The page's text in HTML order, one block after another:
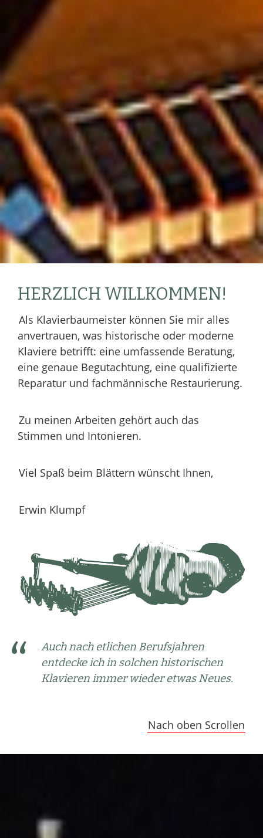
HERZLICH WILLKOMMEN!
Als Klavierbaumeister können Sie mir alles
anvertrauen, was historische oder moderne
Klaviere betrifft: eine umfassende Beratung,
eine genaue Begutachtung, eine qualifizierte
Reparatur und fachmännische Restaurierung.
Zu meinen Arbeiten gehört auch das
Stimmen und Intonieren.
Viel Spaß beim Blättern wünscht Ihnen,
Erwin Klumpf
Auch nach etlichen Berufsjahren
entdecke ich in solchen historischen
Klavieren immer wieder etwas Neues.
Nach oben Scrollen